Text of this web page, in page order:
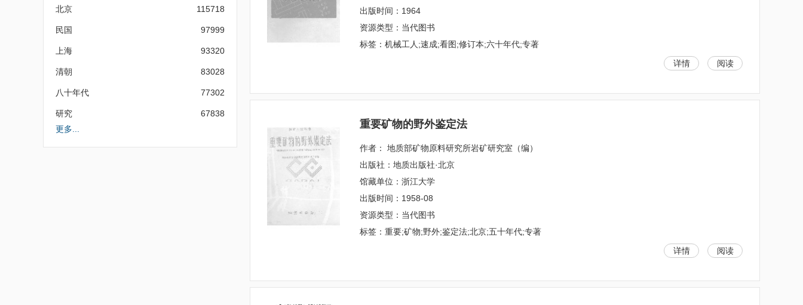
北京 115718
民国 97999
上海 93320
清朝 83028
八十年代 77302
研究
67838
更多...
出版时间：1964
资源类型：当代图书
标签：机械工人;速成;看图;修订本;六十年代;专著
详情
阅读
重要矿物的野外鉴定法
作者： 地质部矿物原料研究所岩矿研究室（编）
出版社：地质出版社·北京
馆藏单位：浙江大学
出版时间：1958-08
资源类型：当代图书
标签：重要;矿物;野外;鉴定法;北京;五十年代;专著
详情
阅读